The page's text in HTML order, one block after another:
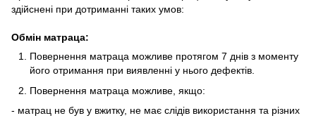
здійснені при дотриманні таких умов:
Обмін матраца:
Повернення матраца можливе протягом 7 днів з моменту
його отримання при виявленні у нього дефектів.
Повернення матраца можливе, якщо:
- матрац не був у вжитку, не має слідів використання та різних